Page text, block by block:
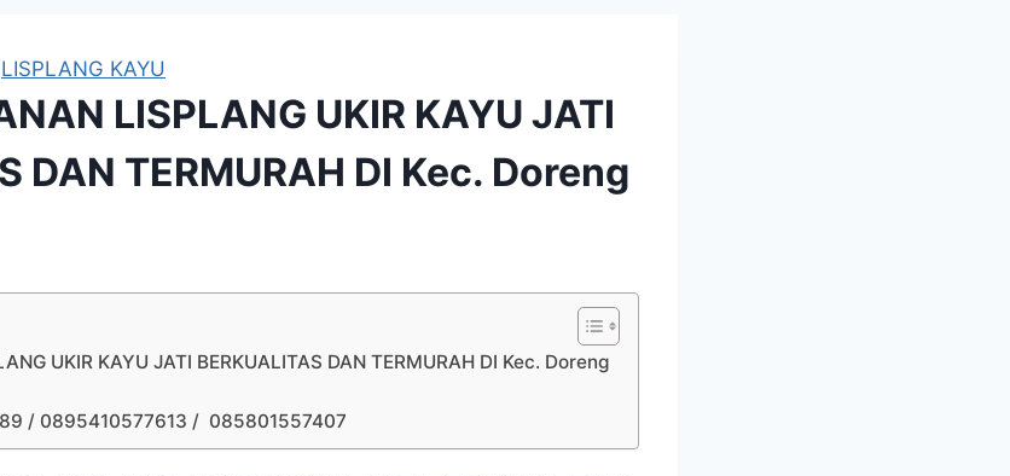
LISPLANG KAYU
LISPLANG UKIR KAYU JATI
DAN TERMURAH DI Kec. Doreng
UKIR KAYU JATI BERKUALITAS DAN TERMURAH DI Kec. Doreng
/ 0895410577613 / 085801557407